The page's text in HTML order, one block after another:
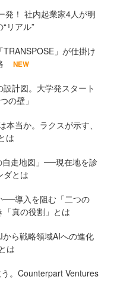
発！ 社内起業家4人が明
リアル”
」が仕掛け
NEW
計図。大学発スタート
の壁」
本当か。ラクスが示す、
は
走地図」──現在地を診
ダとは
──導入を阻む「二つの
真の役割」とは
ら戦略領域AIへの進化
は
。Counterpart Ventures